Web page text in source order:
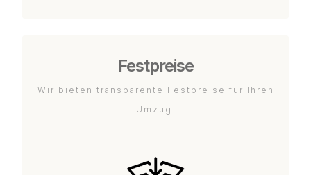
Festpreise
Wir bieten transparente Festpreise für Ihren
Umzug.